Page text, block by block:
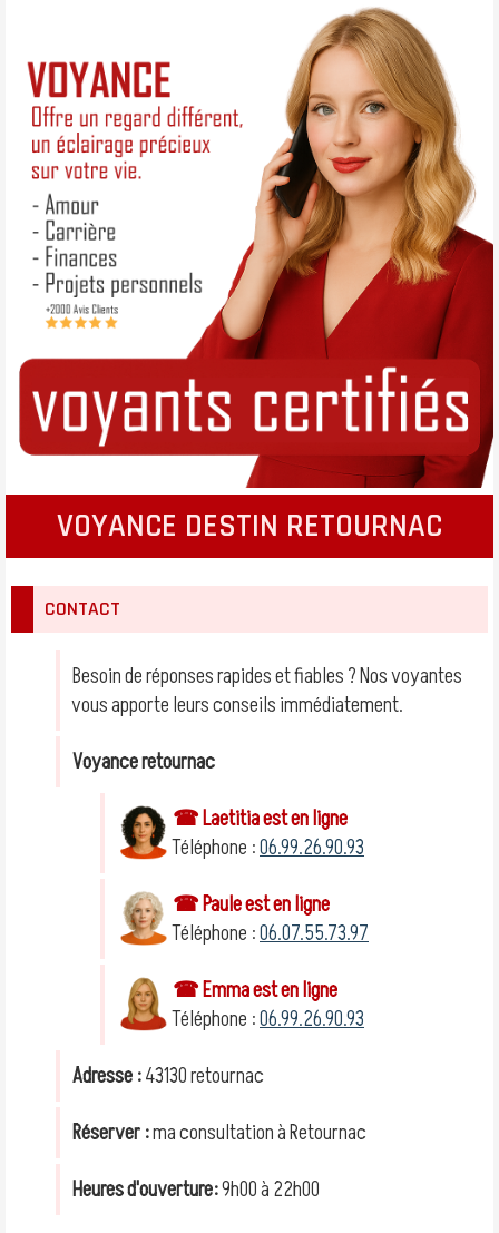
VOYANCE DESTIN RETOURNAC
CONTACT
Besoin de réponses rapides et fiables ? Nos voyantes
vous apporte leurs conseils immédiatement.
Voyance retournac
☎ Laetitia est en ligne
Téléphone :06.99.26.90.93
☎ Paule est en ligne
Téléphone :06.07.55.73.97
☎ Emma est en ligne
Téléphone :06.99.26.90.93
Adresse :43130 retournac
Réserver :ma consultation à Retournac
Heures d'ouverture:9h00 à 22h00